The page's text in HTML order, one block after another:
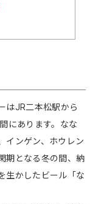
はJR二本松駅から
にあります。なな
インゲン、ホウレン
期となる冬の間、納
生かしたビール「な